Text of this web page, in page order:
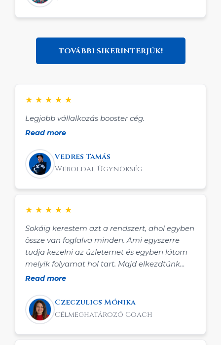
ügyfélszerzéssel.
TOVÁBBI SIKERINTERJÚK!
★ ★ ★ ★ ★
Legjobb vállalkozás booster cég.
Read more
Vedres Tamás
Weboldal Ügynökség
★ ★ ★ ★ ★
Sokáig kerestem azt a rendszert, ahol egyben
össze van foglalva minden. Ami egyszerre
tudja kezelni az üzletemet és egyben látom
melyik folyamat hol tart. Majd elkezdtünk
Leventével együtt dolgozni, és a tudása
megállás. Egy közös együtt működés, ahol te
még nem látod mi lesz a következő, ami még
inkább segítené az üzleted, de mire
megfogalmaznád mivel lehetne még jobb,
Read more
Czeczulics Mónika
Célmeghatározó Coach